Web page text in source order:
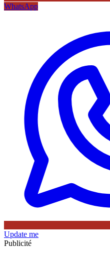
WhatsApp
Update me
Publicité